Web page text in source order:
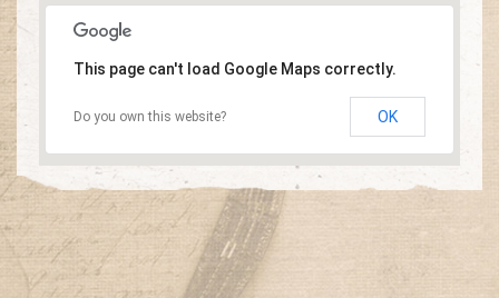
This page can't load Google Maps correctly.
Do you own this website? OK